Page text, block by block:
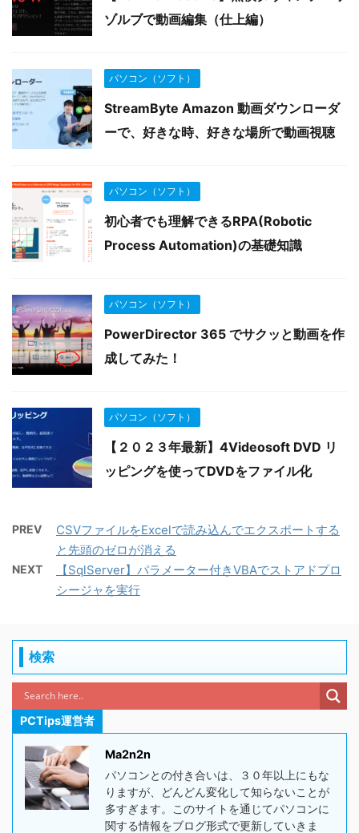
ゾルブで動画編集（仕上編）
パソコン（ソフト）
StreamByte Amazon 動画ダウンローダ
ーで、好きな時、好きな場所で動画視聴
パソコン（ソフト）
初心者でも理解できるRPA(Robotic
Process Automation)の基礎知識
パソコン（ソフト）
PowerDirector 365 でサクッと動画を作
成してみた！
パソコン（ソフト）
【２０２３年最新】4Videosoft DVD リ
ッピングを使ってDVDをファイル化
PREV
CSVファイルをExcelで読み込んでエクスポートする
と先頭のゼロが消える
NEXT
【SqlServer】パラメーター付きVBAでストアドプロ
シージャを実行
検索
PCTips運営者
Ma2n2n
パソコンとの付き合いは、３０年以上にもな
りますが、どんどん変化して知らないことが
多すぎます。このサイトを通じてパソコンに
関する情報をブログ形式で更新していきま